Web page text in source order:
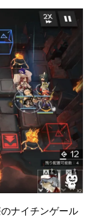
ナイチンゲール